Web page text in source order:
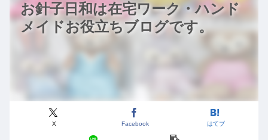
お針子日和は在宅ワーク・ハンド
メイドお役立ちブログです。
X Facebook はてブ